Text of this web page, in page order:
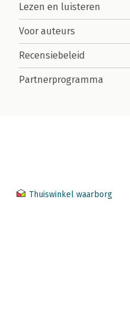
Lezen en luisteren
Voor auteurs
Recensiebeleid
Partnerprogramma
Thuiswinkel waarborg